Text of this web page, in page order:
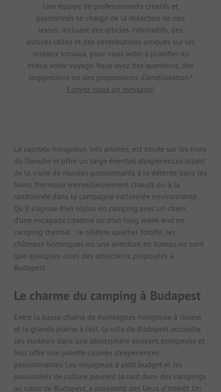
Une équipe de professionnels créatifs et
passionnés se charge de la rédaction de nos
textes, incluant des articles informatifs, des
astuces utiles et des contributions uniques sur les
réseaux sociaux, pour vous aider à planifier au
mieux votre voyage. Vous avez des questions, des
suggestions ou des propositions d'amélioration?
Écrivez-nous un message!
La capitale hongroise, très animée, est située sur les rives
du Danube et offre un large éventail d'expériences allant
de la visite de musées passionnants à la détente dans les
bains thermaux merveilleusement chauds ou à la
randonnée dans la campagne vallonnée environnante.
Qu'il s'agisse d'un séjour en camping avec un chien,
d'une escapade citadine ou d'un long week-end en
camping thermal : le célèbre quartier fortifié, les
châteaux historiques ou une aventure en bateau ne sont
que quelques-unes des attractions proposées à
Budapest.
Le charme du camping à Budapest
Entre la basse chaîne de montagnes hongroise à l'ouest
et la grande plaine à l'est, la ville de Budapest accueille
ses visiteurs dans une atmosphère souvent pompeuse et
leur offre une palette colorée d'expériences
passionnantes. Les voyageurs à petit budget et les
passionnés de culture passent la nuit dans des campings
au cœur de Budapest, à proximité des lieux d'intérêt. Un